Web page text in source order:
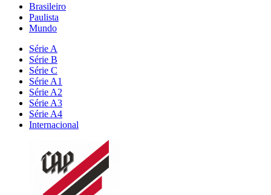
Brasileiro
Paulista
Mundo
Série A
Série B
Série C
Série A1
Série A2
Série A3
Série A4
Internacional